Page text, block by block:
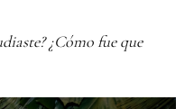
¿Cómo fue que